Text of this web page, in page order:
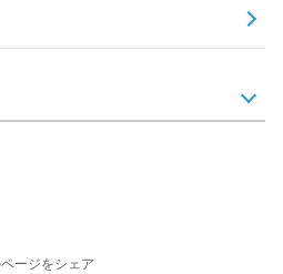
ページをシェア